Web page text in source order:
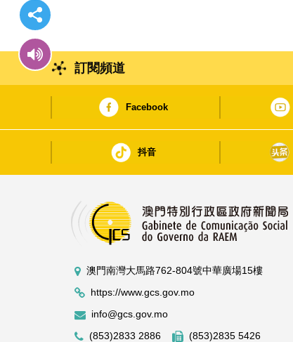
訂閱頻道
Facebook
抖音
澳門南灣大馬路762-804號中華廣場15樓
https://www.gcs.gov.mo
info@gcs.gov.mo
(853)2833 2886
(853)2835 5426